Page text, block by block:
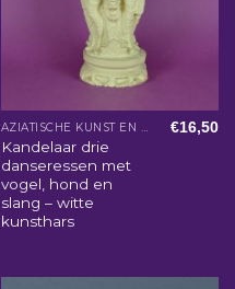
AZIATISCHE KUNST EN WOONACCESSOIRES
Kandelaar drie
danseressen met
vogel, hond en
slang – witte
kunsthars
€16,50